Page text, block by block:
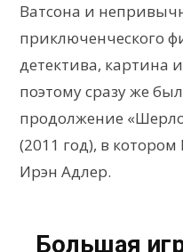
Ватсона и
приключенческого
детектива, картина
поэтому сразу же
продолжение
(2011 год), в
Ирэн Адлер.
Большая